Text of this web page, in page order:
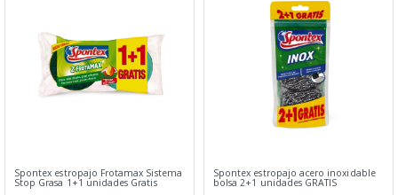
Spontex estropajo Frotamax Sistema
Stop Grasa 1+1 unidades Gratis
Spontex estropajo acero inoxidable
bolsa 2+1 unidades GRATIS